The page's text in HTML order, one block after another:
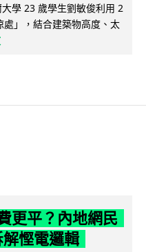
大學 23 歲學生劉敏俊利用 2
」，結合建築物高度、太
更平？內地網民
慳電邏輯